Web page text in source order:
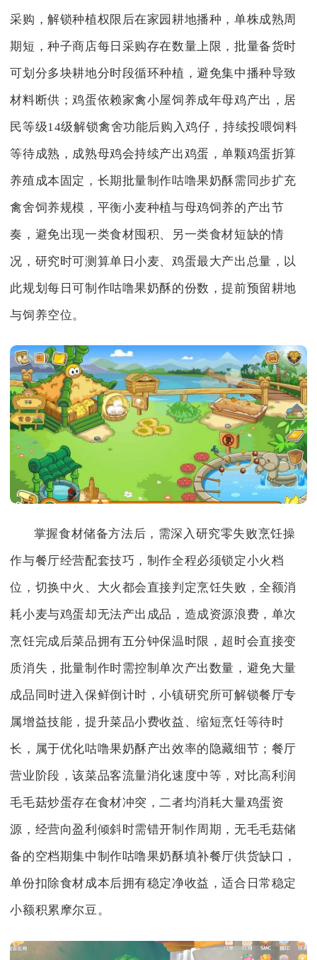
采购，解锁种植权限后在家园耕地播种，单株成熟周
期短，种子商店每日采购存在数量上限，批量备货时
可划分多块耕地分时段循环种植，避免集中播种导致
材料断供；鸡蛋依赖家禽小屋饲养成年母鸡产出，居
民等级14级解锁禽舍功能后购入鸡仔，持续投喂饲料
等待成熟，成熟母鸡会持续产出鸡蛋，单颗鸡蛋折算
养殖成本固定，长期批量制作咕噜果奶酥需同步扩充
禽舍饲养规模，平衡小麦种植与母鸡饲养的产出节
奏，避免出现一类食材囤积、另一类食材短缺的情
况，研究时可测算单日小麦、鸡蛋最大产出总量，以
此规划每日可制作咕噜果奶酥的份数，提前预留耕地
与饲养空位。
掌握食材储备方法后，需深入研究零失败烹饪操
作与餐厅经营配套技巧，制作全程必须锁定小火档
位，切换中火、大火都会直接判定烹饪失败，全额消
耗小麦与鸡蛋却无法产出成品，造成资源浪费，单次
烹饪完成后菜品拥有五分钟保温时限，超时会直接变
质消失，批量制作时需控制单次产出数量，避免大量
成品同时进入保鲜倒计时，小镇研究所可解锁餐厅专
属增益技能，提升菜品小费收益、缩短烹饪等待时
长，属于优化咕噜果奶酥产出效率的隐藏细节；餐厅
营业阶段，该菜品客流量消化速度中等，对比高利润
毛毛菇炒蛋存在食材冲突，二者均消耗大量鸡蛋资
源，经营向盈利倾斜时需错开制作周期，无毛毛菇储
备的空档期集中制作咕噜果奶酥填补餐厅供货缺口，
单份扣除食材成本后拥有稳定净收益，适合日常稳定
小额积累摩尔豆。